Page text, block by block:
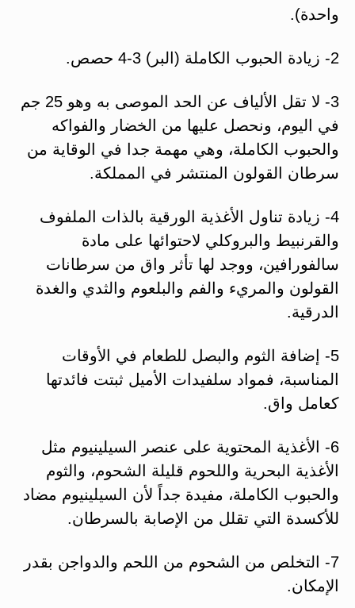
واحدة).
2- زيادة الحبوب الكاملة (البر) 3-4 حصص.
3- لا تقل الألياف عن الحد الموصى به وهو 25 جم
في اليوم، ونحصل عليها من الخضار والفواكه
والحبوب الكاملة، وهي مهمة جدا في الوقاية من
سرطان القولون المنتشر في المملكة.
4- زيادة تناول الأغذية الورقية بالذات الملفوف
والقرنبيط والبروكلي لاحتوائها على مادة
سالفورافين، ووجد لها تأثر واق من سرطانات
القولون والمريء والفم والبلعوم والثدي والغدة
الدرقية.
5- إضافة الثوم والبصل للطعام في الأوقات
المناسبة، فمواد سلفيدات الأميل ثبتت فائدتها
كعامل واق.
6- الأغذية المحتوية على عنصر السيلينيوم مثل
الأغذية البحرية واللحوم قليلة الشحوم، والثوم
والحبوب الكاملة، مفيدة جداً لأن السيلينيوم مضاد
للأكسدة التي تقلل من الإصابة بالسرطان.
7- التخلص من الشحوم من اللحم والدواجن بقدر
الإمكان.